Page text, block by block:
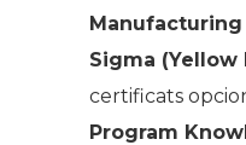
Sigma (Yellow
certificats
Program